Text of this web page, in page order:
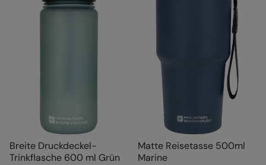
Breite Druckdeckel-
Trinkflasche 600 ml Grün
Matte Reisetasse 500ml
Marine